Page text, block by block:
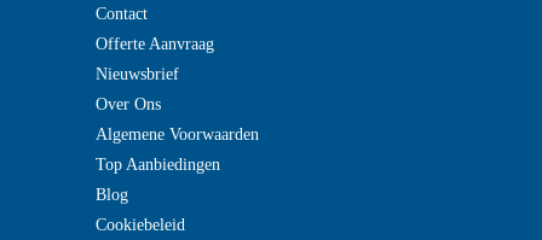
Contact
Offerte Aanvraag
Nieuwsbrief
Over Ons
Algemene Voorwaarden
Top Aanbiedingen
Blog
Cookiebeleid